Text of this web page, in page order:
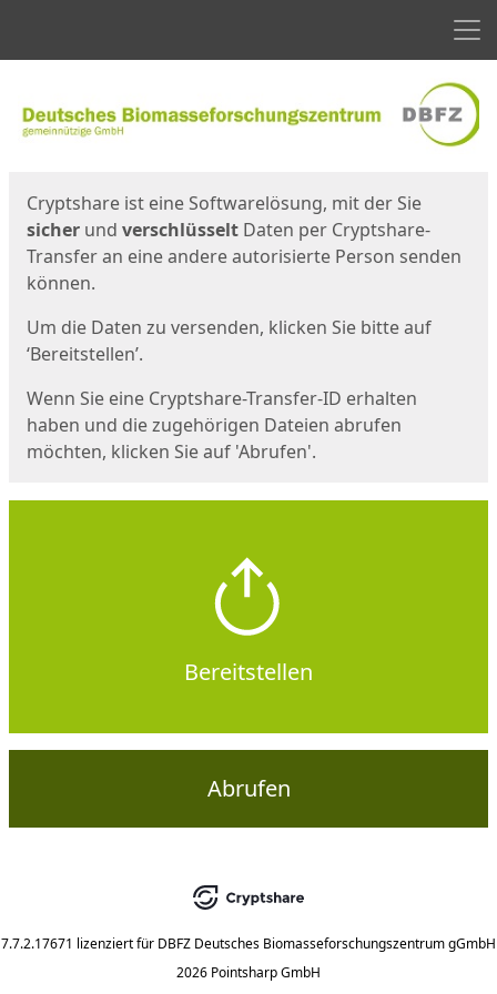
Cryptshare ist eine Softwarelösung, mit der Sie
sicher und verschlüsselt Daten per Cryptshare-
Transfer an eine andere autorisierte Person senden
können.
Um die Daten zu versenden, klicken Sie bitte auf
‘Bereitstellen’.
Wenn Sie eine Cryptshare-Transfer-ID erhalten
haben und die zugehörigen Dateien abrufen
möchten, klicken Sie auf 'Abrufen'.
Bereitstellen
Abrufen
7.7.2.17671 lizenziert für DBFZ Deutsches Biomasseforschungszentrum gGmbH
2026 Pointsharp GmbH